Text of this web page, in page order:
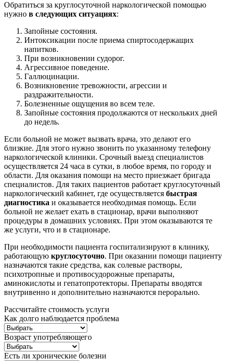
Обратиться за круглосуточной наркологической помощью
нужно в следующих ситуациях:
Запойные состояния.
Интоксикации после приема спиртосодержащих
напитков.
При возникновении судорог.
Агрессивное поведение.
Галлюцинации.
Возникновение тревожности, агрессии и
раздражительности.
Болезненные ощущения во всем теле.
Запойные состояния продолжаются от нескольких дней
до недель.
Если больной не может вызвать врача, это делают его
близкие. Для этого нужно звонить по указанному телефону
наркологической клиники. Срочный выезд специалистов
осуществляется 24 часа в сутки, в любое время, по городу и
области. Для оказания помощи на место приезжает бригада
специалистов. Для таких пациентов работает круглосуточный
наркологический кабинет, где осуществляется быстрая
диагностика и оказывается необходимая помощь. Если
больной не желает ехать в стационар, врачи выполняют
процедуры в домашних условиях. При этом оказываются те
же услуги, что и в стационаре.
При необходимости пациента госпитализируют в клинику,
работающую круглосуточно. При оказании помощи пациенту
назначаются такие средства, как солевые растворы,
психотропные и противосудорожные препараты,
аминокислоты и гепатопротекторы. Препараты вводятся
внутривенно и дополнительно назначаются перорально.
Рассчитайте стоимость услуги
Как долго наблюдается проблема
Возраст употребляющего
Есть ли хронические болезни